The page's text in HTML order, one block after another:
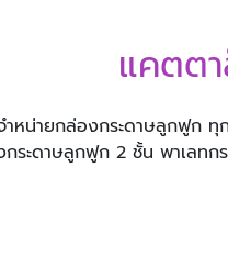
แคตต
ำหน่ายกล่องกระดาษลูกฟูก
ระดาษลูกฟูก 2 ชั้น พาเลท